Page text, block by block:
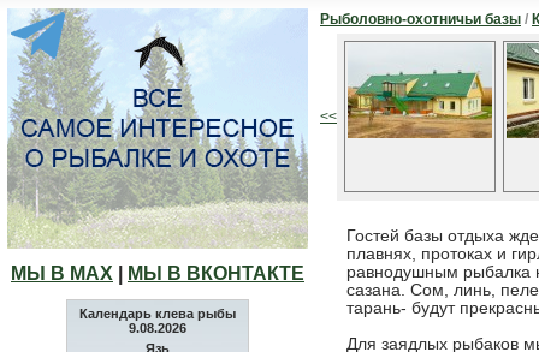
МЫ В МАХ МЫ В ВКОНТАКТЕ
Календарь клева рыбы
9.08.2026
Язь
Рыболовно-охотничьи базы /
<<
Гостей базы отдыха
плавнях, протоках и
равнодушным рыбалка
сазана. Сом, линь,
тарань- будут
Для заядлых рыбаков